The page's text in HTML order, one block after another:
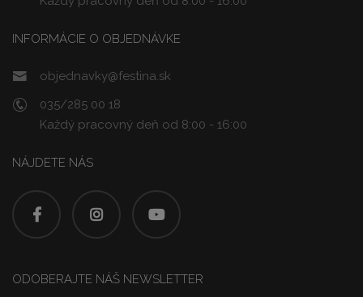
INFORMÁCIE O OBJEDNÁVKE
objednavky@festina.sk
035/285 00 18
Každý pracovný deň od 8:00 - 16:00
NÁJDETE NÁS
ODOBERAJTE NÁŠ NEWSLETTER